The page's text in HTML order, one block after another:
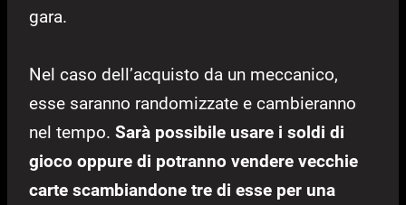
gara.
Nel caso dell’acquisto da un meccanico,
esse saranno randomizzate e cambieranno
nel tempo. Sarà possibile usare i soldi di
gioco oppure di potranno vendere vecchie
carte scambiandone tre di esse per una